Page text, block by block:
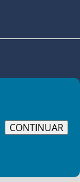
MARIA | Todos os
CONTINUAR